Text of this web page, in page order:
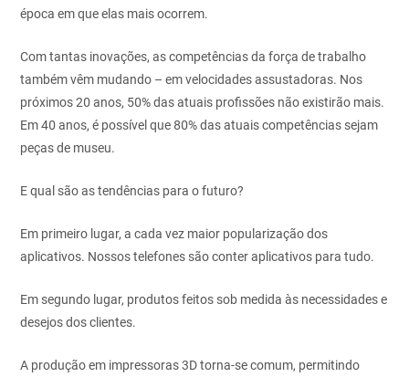
época em que elas mais ocorrem.
Com tantas inovações, as competências da força de trabalho
tambémvêm mudando – em velocidades assustadoras. Nos
próximos 20 anos, 50% das atuais profissões não existirão mais.
Em 40 anos, é possível que 80% das atuais competências sejam
peças de museu.
E qual são as tendências para o futuro?
Em primeiro lugar, a cada vez maior popularização dos
aplicativos. Nossos telefones são conter aplicativos para tudo.
Em segundo lugar, produtos feitos sob medida às necessidades e
desejosdos clientes.
A produção em impressoras 3D torna-se comum, permitindo